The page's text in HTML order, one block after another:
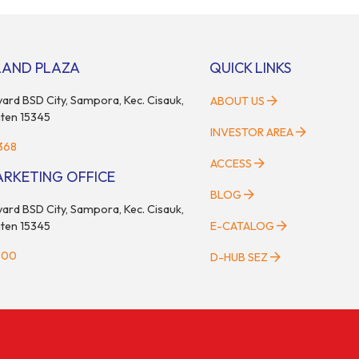
ini merupakan
Bayu Seto (Partner at Living Lab Ventures)
dan Kosuke Kawata […]
PLAZA
BSD City, Sampora, Kec. Cisauk,
15345
OFFICE
BSD City, Sampora, Kec. Cisauk,
15345
QUICK LINKS
ABOUT US
INVESTOR AREA
ACCESS
BLOG
E-CATALOG
D-HUB SEZ